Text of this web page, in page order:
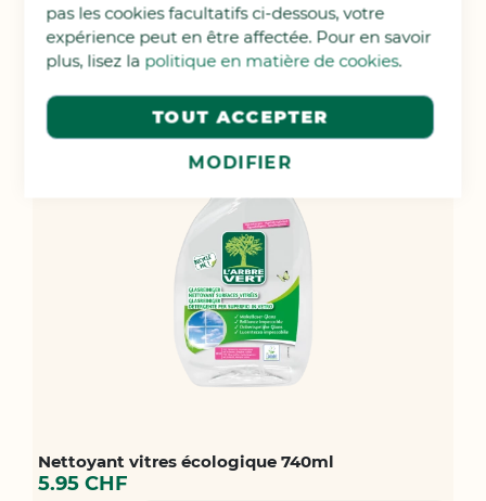
pas les cookies facultatifs ci-dessous, votre
expérience peut en être affectée. Pour en savoir
plus, lisez la politique en matière de cookies.
TOUT ACCEPTER
MODIFIER
Nettoyant vitres écologique 740ml
5.95 CHF